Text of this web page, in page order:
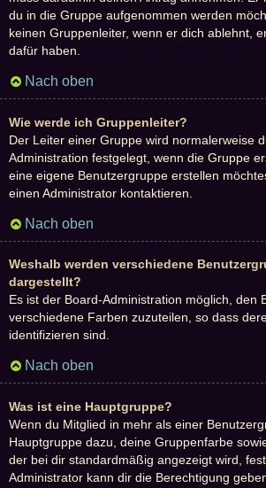
du in die Gruppe aufgenommen werden
keinen Gruppenleiter, wenn er dich ablehnt,
dafür haben.
Nach oben
Wie werde ich Gruppenleiter?
Der Leiter einer Gruppe wird normalerweise
Administration festgelegt, wenn die Gruppe
eine eigene Benutzergruppe erstellen
einen Administrator kontaktieren.
Nach oben
Weshalb werden verschiedene
dargestellt?
Es ist der Board-Administration möglich, den
verschiedene Farben zuzuteilen, so dass
identifizieren sind.
Nach oben
Was ist eine Hauptgruppe?
Wenn du Mitglied in mehr als einer
Hauptgruppe dazu, deine Gruppenfarbe
der bei dir standardmäßig angezeigt wird,
Administrator kann dir die Berechtigung